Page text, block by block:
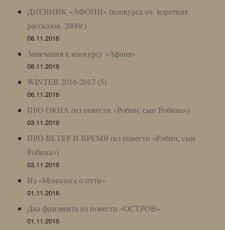
ДНЕВНИК «АФОНИ» (конкурса оч. коротких
рассказов, 2000г)
08.11.2016
Замечания к конкурсу «Афоня»
08.11.2016
WINTER 2016-2017 (5)
06.11.2016
ПРО ОКНА (из повести «Робин, сын Робина»)
03.11.2016
ПРО ВЕТЕР И ВРЕМЯ (из повести «Робин, сын
Робина»)
03.11.2016
Из «Монолога о пути»
01.11.2016
Два фрагмента из повести «ОСТРОВ»
01.11.2016